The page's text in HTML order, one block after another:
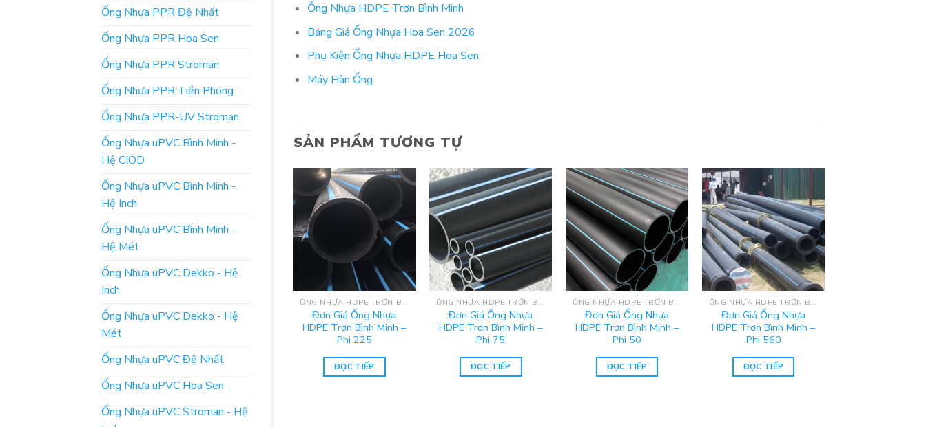
Ống Nhựa PPR Đệ Nhất
Ống Nhựa PPR Hoa Sen
Ống Nhựa PPR Stroman
Ống Nhựa PPR Tiền Phong
Ống Nhựa PPR-UV Stroman
Ống Nhựa uPVC Bình Minh -
Hệ CIOD
Ống Nhựa uPVC Bình Minh -
Hệ Inch
Ống Nhựa uPVC Bình Minh -
Hệ Mét
Ống Nhựa uPVC Dekko - Hệ
Inch
Ống Nhựa uPVC Dekko - Hệ
Mét
Ống Nhựa uPVC Đệ Nhất
Ống Nhựa uPVC Hoa Sen
Ống Nhựa uPVC Stroman - Hệ
Ống Nhựa HDPE Trơn Bình Minh
Bảng Giá Ống Nhựa Hoa Sen 2026
Phụ Kiện Ống Nhựa HDPE Hoa Sen
Máy Hàn Ống
SẢN PHẨM TƯƠNG TỰ
ỐNG NHỰA HDPE TRƠN BÌNH MINH
Đơn Giá Ống Nhựa
HDPE Trơn Bình Minh –
Phi 225
ĐỌC TIẾP
ỐNG NHỰA HDPE TRƠN BÌNH MINH
Đơn Giá Ống Nhựa
HDPE Trơn Bình Minh –
Phi 75
ĐỌC TIẾP
ỐNG NHỰA HDPE TRƠN BÌNH MINH
Đơn Giá Ống Nhựa
HDPE Trơn Bình Minh –
Phi 50
ĐỌC TIẾP
ỐNG NHỰA HDPE TRƠN BÌNH MINH
Đơn Giá Ống Nhựa
HDPE Trơn Bình Minh –
Phi 560
ĐỌC TIẾP
Đơn Giá Ống Nhựa
HDPE Trơn Bình Minh –
Đơn Giá Ống Nhựa
ĐỌC TIẾP